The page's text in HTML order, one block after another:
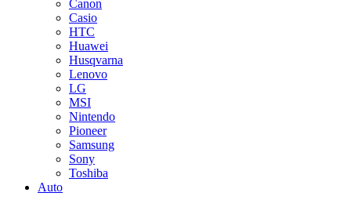
Canon
Casio
HTC
Huawei
Husqvarna
Lenovo
LG
MSI
Nintendo
Pioneer
Samsung
Sony
Toshiba
Auto